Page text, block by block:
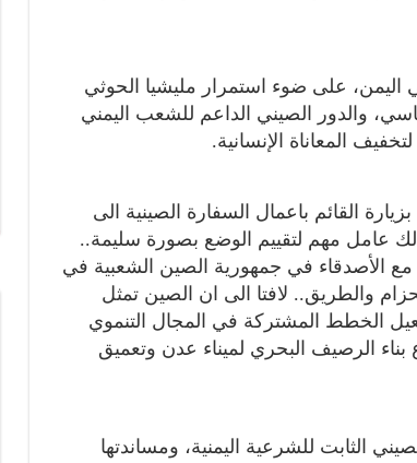
اليمن، على ضوء استمرار مليشيا الحوثي
والدور الصيني الداعم للشعب اليمني
المعاناة الإنسانية.
القائم باعمال السفارة الصينية الى
عامل مهم لتقييم الوضع بصورة سليمة..
الأصدقاء في جمهورية الصين الشعبية في
والطريق.. لافتا الى ان الصين تمثل
الخطط المشتركة في المجال التنموي
الرصيف البحري لميناء عدن وتعميق
الثابت للشرعية اليمنية، ومساندتها